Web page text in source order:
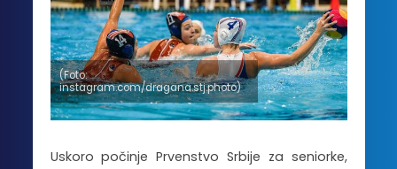
(Foto:
instagram.com/dragana.stj.photo)
Uskoro počinje Prvenstvo Srbije za seniorke,